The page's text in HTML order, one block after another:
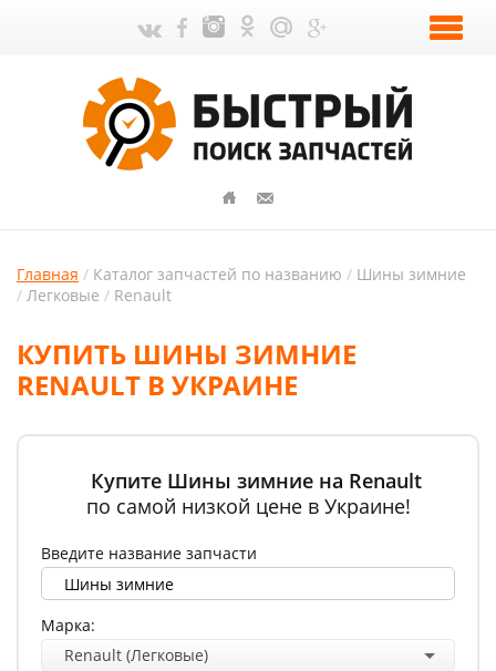
Главная Каталог запчастей по названию
Шины зимние
Легковые
Renault
КУПИТЬ ШИНЫ ЗИМНИЕ
RENAULT В УКРАИНЕ
Купите Шины зимние на Renault
по самой низкой цене в Украине!
Введите название запчасти
Марка:
Renault (Легковые)